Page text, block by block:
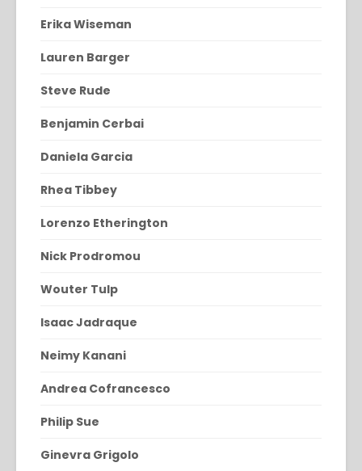
Erika Wiseman
Lauren Barger
Steve Rude
Benjamin Cerbai
Daniela Garcia
Rhea Tibbey
Lorenzo Etherington
Nick Prodromou
Wouter Tulp
Isaac Jadraque
Neimy Kanani
Andrea Cofrancesco
Philip Sue
Ginevra Grigolo